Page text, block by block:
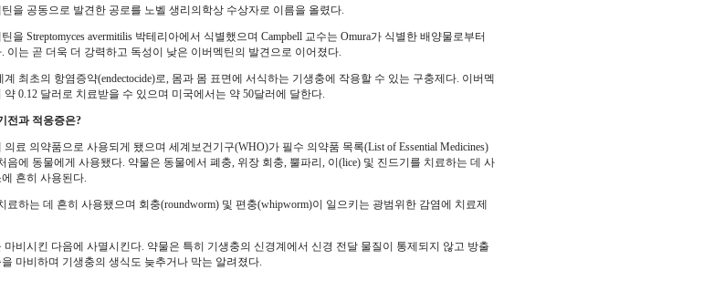
을 공동으로 발견한 공로를 노벨 생리의학상 수상자로 이름을 올렸다.
을 Streptomyces avermitilis 박테리아에서 식별했으며 Campbell 교수는 Omura가 식별한 배양물로부터
이는 곧 더욱 더 강력하고 독성이 낮은 이버멕틴의 발견으로 이어졌다.
최초의 항염증약(endectocide)로, 몸과 몸 표면에 서식하는 기생충에 작용할 수 있는 구충제다. 이버멕
0.12 달러로 치료받을 수 있으며 미국에서는 약 50달러에 달한다.
전과 적응증은?
의료 의약품으로 사용되게 됐으며 세계보건기구(WHO)가 필수 의약품 목록(List of Essential Medicines)
음에 동물에게 사용됐다. 약물은 동물에서 폐충, 위장 회충, 뿔파리, 이(lice) 및 진드기를 치료하는 데 사
흔히 사용된다.
료하는 데 흔히 사용됐으며 회충(roundworm) 및 편충(whipworm)이 일으키는 광범위한 감염에 치료제
마비시킨 다음에 사멸시킨다. 약물은 특히 기생충의 신경계에서 신경 전달 물질이 통제되지 않고 방출
마비하며 기생충의 생식도 늦추거나 막는 알려졌다.